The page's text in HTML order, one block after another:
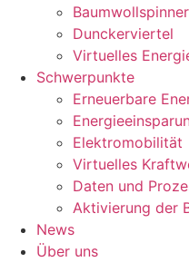
Dunckerviertel
Virtuelles
Schwerpunkte
Erneuerbare
Elektromobilität
Virtuelles
Daten und
Aktivierung der
News
Über uns